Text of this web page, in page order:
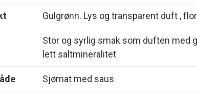
Gulgrønn. Lys og transparent duft ,
Stor og syrlig smak som duften med
lett saltmineralitet
Sjømat med saus